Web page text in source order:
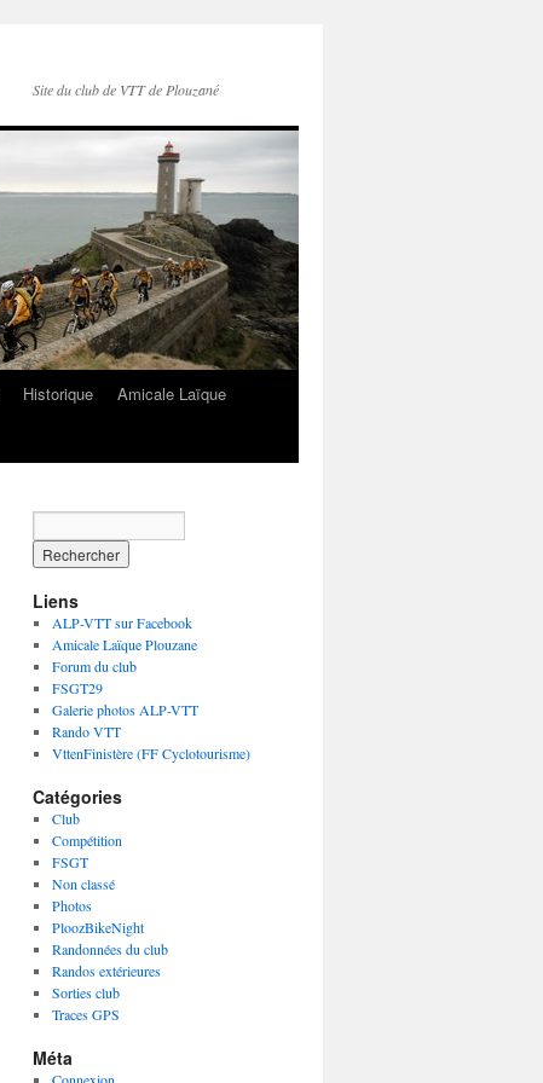
Site du club de VTT de Plouzané
Historique
Amicale Laïque
Liens
ALP-VTT sur Facebook
Amicale Laïque Plouzane
Forum du club
FSGT29
Galerie photos ALP-VTT
Rando VTT
VttenFinistère (FF Cyclotourisme)
Catégories
Club
Compétition
FSGT
Non classé
Photos
PloozBikeNight
Randonnées du club
Randos extérieures
Sorties club
Traces GPS
Méta